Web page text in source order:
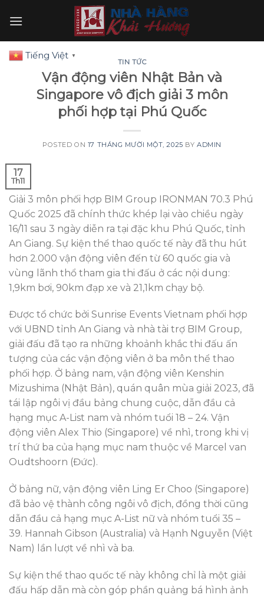
TIN TỨC
Vận động viên Nhật Bản và
Singapore vô địch giải 3 môn
phối hợp tại Phú Quốc
POSTED ON 17 THÁNG MƯỜI MỘT, 2025 BY ADMIN
17
Th11
Giải 3 môn phối hợp BIM Group IRONMAN 70.3 Phú
Quốc 2025 đã chính thức khép lại vào chiều ngày
16/11 sau 3 ngày diễn ra tại đặc khu Phú Quốc, tỉnh
An Giang. Sự kiện thể thao quốc tế này đã thu hút
hơn 2.000 vận động viên đến từ 60 quốc gia và
vùng lãnh thổ tham gia thi đấu ở các nội dung:
1,9km bơi, 90km đạp xe và 21,1km chạy bộ.
Được tổ chức bởi Sunrise Events Vietnam phối hợp
với UBND tỉnh An Giang và nhà tài trợ BIM Group,
giải đấu đã tạo ra những khoảnh khắc thi đấu ấn
tượng của các vận động viên ở ba môn thể thao
phối hợp. Ở bảng nam, vận động viên Kenshin
Mizushima (Nhật Bản), quán quân mùa giải 2023, đã
tái lập ngôi vị đầu bảng chung cuộc, dẫn đầu cả
hạng mục A-List nam và nhóm tuổi 18 – 24. Vận
động viên Alex Thio (Singapore) về nhì, trong khi vị
trí thứ ba của hạng mục nam thuộc về Marcel van
Oudtshoorn (Đức).
Ở bảng nữ, vận động viên Ling Er Choo (Singapore)
đã bảo vệ thành công ngôi vô địch, đồng thời cũng
dẫn đầu cả hạng mục A-List nữ và nhóm tuổi 35 –
39. Hannah Gibson (Australia) và Hạnh Nguyễn (Việt
Nam) lần lượt về nhì và ba.
Sự kiện thể thao quốc tế này không chỉ là một giải
đấu hấp dẫn mà còn góp phần quảng bá hình ảnh
Tiếng Việt ▼